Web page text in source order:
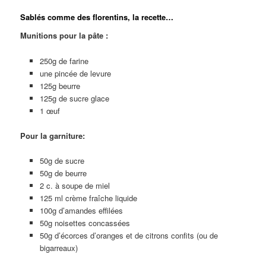
Sablés comme des florentins, la recette…
Munitions pour la pâte :
250g de farine
une pincée de levure
125g beurre
125g de sucre glace
1 œuf
Pour la garniture:
50g de sucre
50g de beurre
2 c. à soupe de miel
125 ml crème fraîche liquide
100g d’amandes effilées
50g noisettes concassées
50g d’écorces d’oranges et de citrons confits (ou de
bigarreaux)